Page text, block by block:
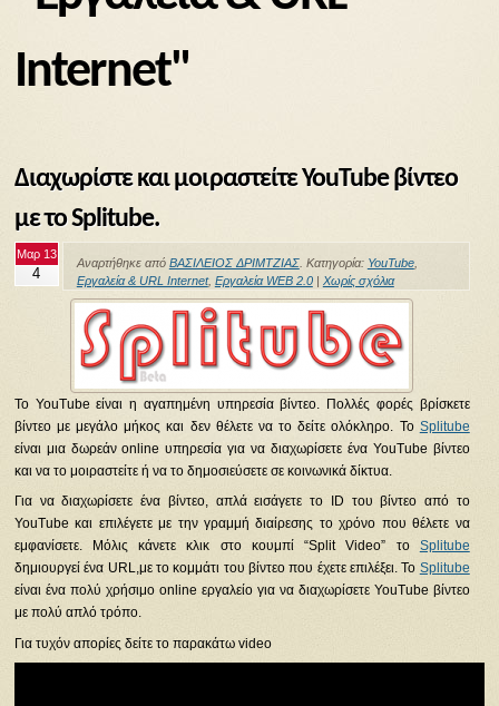
Internet"
Διαχωρίστε και μοιραστείτε YouTube βίντεο
με το Splitube.
Μαρ 13
4
Αναρτήθηκε από ΒΑΣΙΛΕΙΟΣ ΔΡΙΜΤΖΙΑΣ. Κατηγορία: YouTube,
Εργαλεία & URL Internet, Εργαλεία WEB 2.0| Χωρίς σχόλια
Το YouTube είναι η αγαπημένη υπηρεσία βίντεο. Πολλές φορές βρίσκετε
βίντεο με μεγάλο μήκος και δεν θέλετε να το δείτε ολόκληρο. Το Splitube
είναι μια δωρεάν online υπηρεσία για να διαχωρίσετε ένα YouTube βίντεο
και να το μοιραστείτε ή να το δημοσιεύσετε σε κοινωνικά δίκτυα.
Για να διαχωρίσετε ένα βίντεο, απλά εισάγετε το ID του βίντεο από το
YouTube και επιλέγετε με την γραμμή διαίρεσης το χρόνο που θέλετε να
εμφανίσετε. Μόλις κάνετε κλικ στο κουμπί “Split Video” το Splitube
δημιουργεί ένα URL,με το κομμάτι του βίντεο που έχετε επιλέξει. Το Splitube
είναι ένα πολύ χρήσιμο online εργαλείο για να διαχωρίσετε YouTube βίντεο
με πολύ απλό τρόπο.
Για τυχόν απορίες δείτε το παρακάτω video